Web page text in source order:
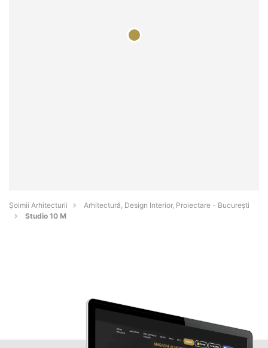
Șoimii Arhitecturii
Arhitectură, Design Interior, Proiectare - Bucureşti
Studio 10 M